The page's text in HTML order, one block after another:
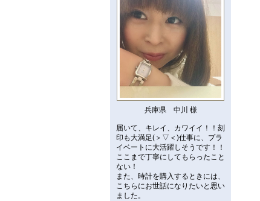
兵庫県 中川 様
届いて、キレイ、カワイイ！！刻
印も大満足(＞▽＜)仕事に、プラ
イベートに大活躍しそうです！！
ここまで丁寧にしてもらったこと
ない！
また、時計を購入するときには、
こちらにお世話になりたいと思い
ました。